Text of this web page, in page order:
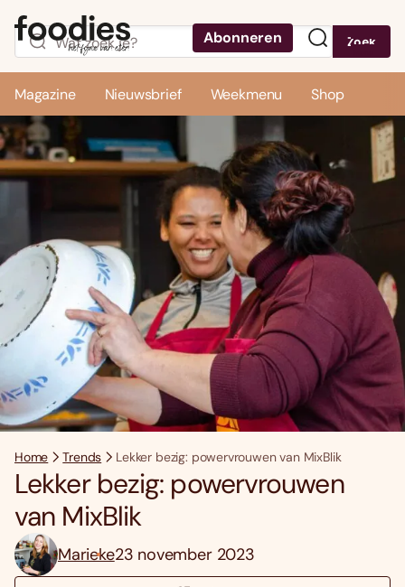
Abonneren Zoek
Magazine Nieuwsbrief Weekmenu Shop
Home Trends Lekker bezig: powervrouwen van MixBlik
Lekker bezig: powervrouwen
van MixBlik
Marieke23 november 2023